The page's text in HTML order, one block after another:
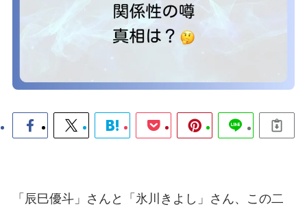
「辰巳優斗」さんと「氷川きよし」さん、この二